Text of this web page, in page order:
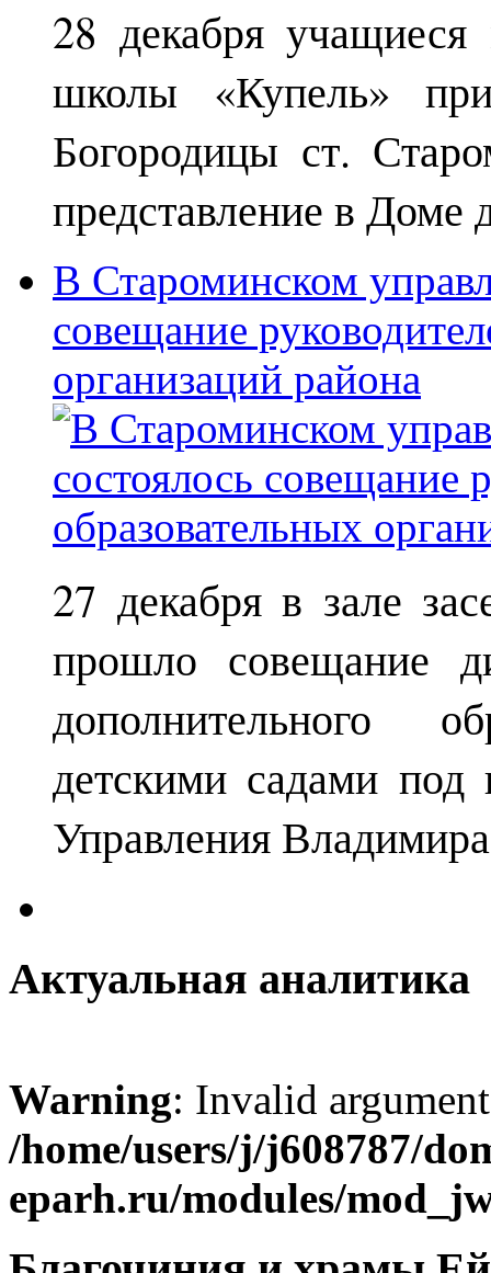
28 декабря
школы «Купель»
Богородицы ст.
представление в Доме
В Староминском
совещание
организаций района
27 декабря в зале
прошло совещание
дополнительного
детскими садами под
Управления
Актуальная аналитика
Warning: Invalid
/home/users/j/j608787/
eparh.ru/modules/